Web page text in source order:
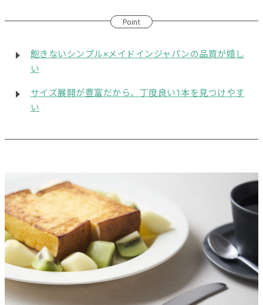
Point
飽きないシンプル×メイドインジャパンの品質が嬉し
い
サイズ展開が豊富だから、丁度良い1本を見つけやす
い